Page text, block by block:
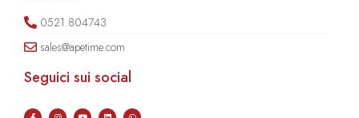
0521.804743
sales@apetime.com
Seguici sui social